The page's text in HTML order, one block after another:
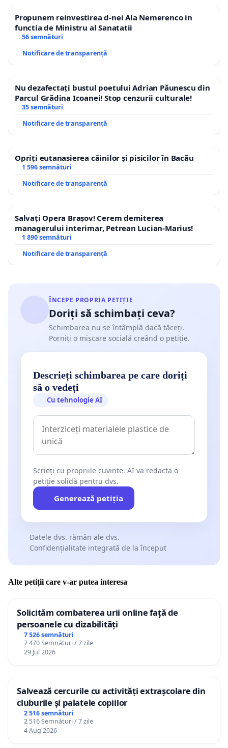
Propunem reinvestirea d-nei Ala Nemerenco in
functia de Ministru al Sanatatii
56 semnături
Notificare de transparență
Nu dezafectați bustul poetului Adrian Păunescu din
Parcul Grădina Icoanei! Stop cenzurii culturale!
35 semnături
Notificare de transparență
Opriți eutanasierea câinilor și pisicilor în Bacău
1 596 semnături
Notificare de transparență
Salvați Opera Brașov! Cerem demiterea
managerului interimar, Petrean Lucian-Marius!
1 890 semnături
Notificare de transparență
ÎNCEPE PROPRIA PETIȚIE
Doriți să schimbați ceva?
Schimbarea nu se întâmplă dacă tăceți.
Porniți o mișcare socială creând o petiție.
Descrieți schimbarea pe care doriți
să o vedeți
Cu tehnologie AI
Scrieți cu propriile cuvinte. AI va redacta o
petiție solidă pentru dvs.
Generează petiția
Datele dvs. rămân ale dvs.
Confidențialitate integrată de la început
Alte petiții care v-ar putea interesa
Solicităm combaterea urii online față de
persoanele cu dizabilități
7 526 semnături
7 470 Semnături / 7 zile
29 Jul 2026
Salvează cercurile cu activități extrașcolare din
cluburile și palatele copiilor
2 516 semnături
2 516 Semnături / 7 zile
4 Aug 2026